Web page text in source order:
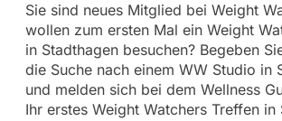
Sie sind neues Mitglied bei Weight
wollen zum ersten Mal ein Weight
in Stadthagen besuchen? Begeben
die Suche nach einem WW Studio in
und melden sich bei dem Wellness
Ihr erstes Weight Watchers Treffen in